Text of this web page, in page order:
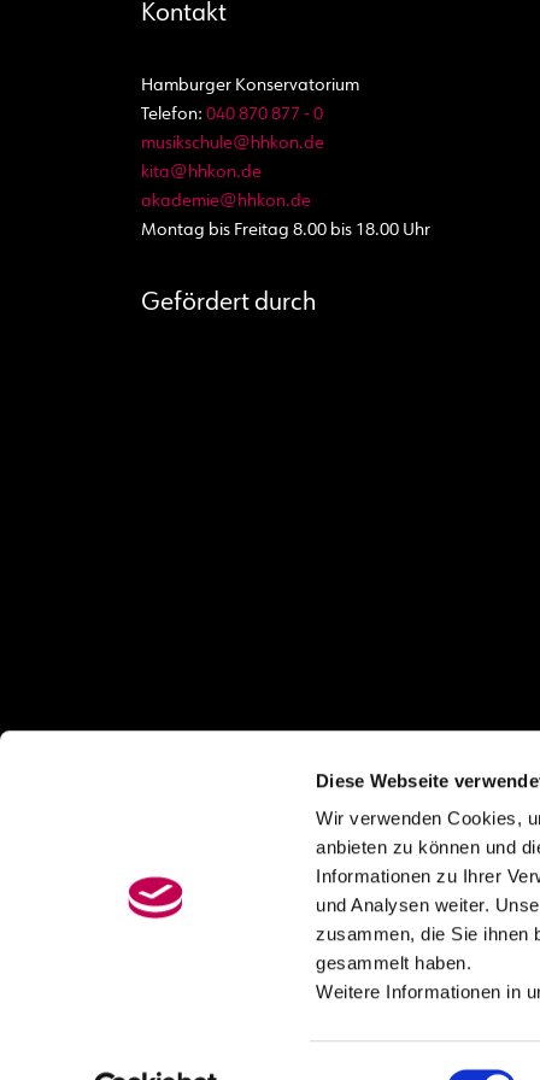
Diese Webseite
Wir verwenden Cookies,
anbieten zu können und
Informationen zu Ihrer
und Analysen weiter.
zusammen, die Sie ihnen
gesammelt haben.
Weitere Informationen in
Einwilligungsauswahl
a
v
i
g
t
Kontakt
Hamburger Konservatorium
Telefon: 040 870 877 - 0
musikschule@hhkon.de
kita@hhkon.de
akademie@hhkon.de
Montag bis Freitag 8.00 bis 18.00 Uhr
Gefördert durch